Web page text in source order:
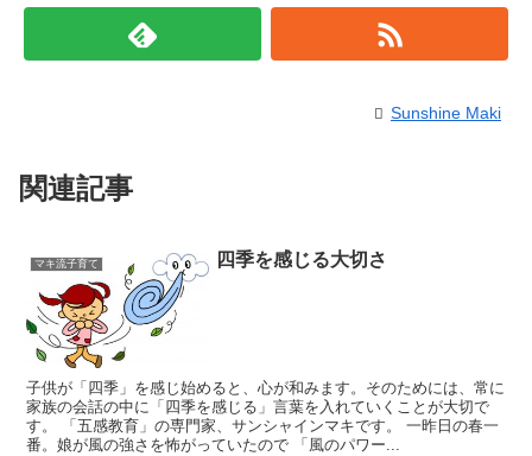
Sunshine Maki
関連記事
マキ流子育て 四季を感じる大切さ
子供が「四季」を感じ始めると、心が和みます。そのためには、常に
家族の会話の中に「四季を感じる」言葉を入れていくことが大切で
す。 「五感教育」の専門家、サンシャインマキです。 一昨日の春一
番。娘が風の強さを怖がっていたので 「風のパワー...